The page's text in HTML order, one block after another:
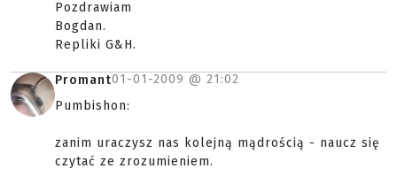
Pozdrawiam
Bogdan.
Repliki G&H.
Promant01-01-2009 @ 21:02
Pumbishon:
zanim uraczysz nas kolejną mądrością - naucz się
czytać ze zrozumieniem.